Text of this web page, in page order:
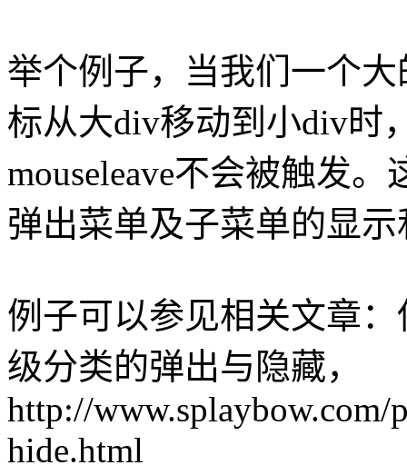
举个例子，当我们一个
标从大div移动到小div时
mouseleave不会被触发
弹出菜单及子菜单的显
例子可以参见相关文章
级分类的弹出与隐藏，
http://www.splaybow.com/
hide.html